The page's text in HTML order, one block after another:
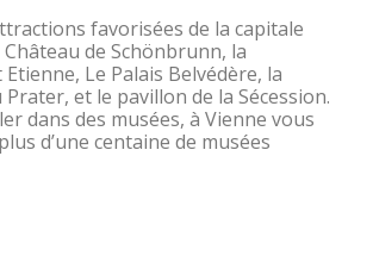
favorisées de la capitale
de Schönbrunn, la
Le Palais Belvédère, la
Prater, et le pavillon de la Sécession.
dans des musées, à Vienne vous
d’une centaine de musées